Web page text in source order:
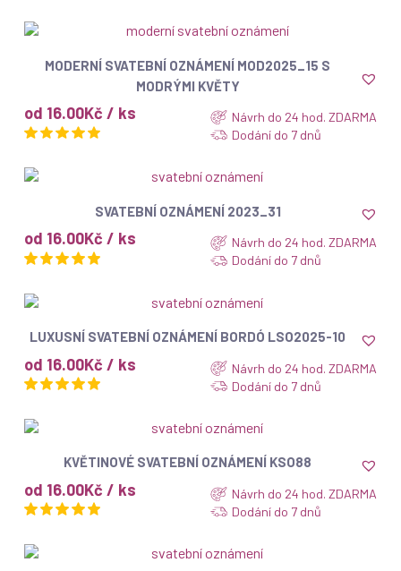
ZOBRAZIT
MODERNÍ SVATEBNÍ OZNÁMENÍ MOD2025_15 S
MODRÝMI KVĚTY
od 16.00Kč / ks
Návrh do 24 hod. ZDARMA
Dodání do 7 dnů
ZOBRAZIT
SVATEBNÍ OZNÁMENÍ 2023_31
od 16.00Kč / ks
Návrh do 24 hod. ZDARMA
Dodání do 7 dnů
ZOBRAZIT
LUXUSNÍ SVATEBNÍ OZNÁMENÍ BORDÓ LSO2025-10
od 16.00Kč / ks
Návrh do 24 hod. ZDARMA
Dodání do 7 dnů
ZOBRAZIT
KVĚTINOVÉ SVATEBNÍ OZNÁMENÍ KSO88
od 16.00Kč / ks
Návrh do 24 hod. ZDARMA
Dodání do 7 dnů